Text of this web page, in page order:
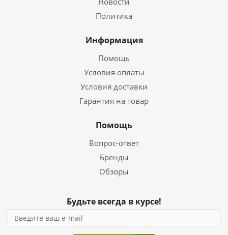
Политика
Информация
Помощь
Условия оплаты
Условия доставки
Гарантия на товар
Помощь
Вопрос-ответ
Бренды
Обзоры
Будьте всегда в курсе!